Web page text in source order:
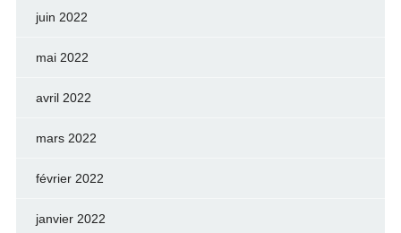
juin 2022
mai 2022
avril 2022
mars 2022
février 2022
janvier 2022